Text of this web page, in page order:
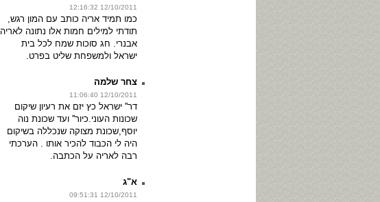
12/10/2011 12:16:32
כמו תמיד אריה כותב עם המון רגש,
תודתי למילים חמות אלו נתונה לאריה
אבנרי. חג סוכות שמח לכל בית
ישראל ולמשפחת שליט בפרט.
צחר שלמה
12/10/2011 11:06:40
דר'' ישראל כץ יזם את רעיון שיקום
שכונות העוני.כיור'' ועד שכונת נוה
יוסף,שכונת מצוקה שנכללה בשיקום
היה לי הכבוד להכיר אותו . הערכתי
רבה לאריה על הכתבה.
א"ג
12/10/2011 09:51:31